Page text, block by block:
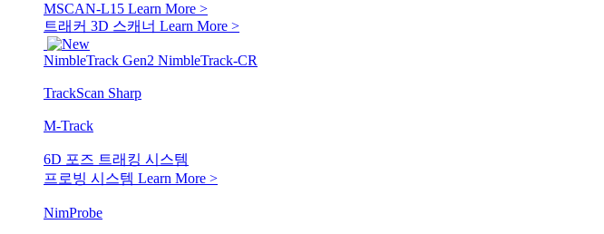
MSCAN-L15 Learn More >
트래커 3D 스캐너 Learn More >
NimbleTrack Gen2 NimbleTrack-CR
TrackScan Sharp
M-Track
6D 포즈 트래킹 시스템
프로빙 시스템 Learn More >
NimProbe